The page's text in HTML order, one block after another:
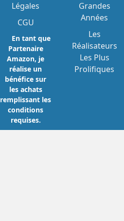
Légales
CGU
En tant que
Partenaire
Amazon, je
réalise un
bénéfice sur
les achats
remplissant les
conditions
requises.
Grandes
Années
Les
Réalisateurs
Les Plus
Prolifiques